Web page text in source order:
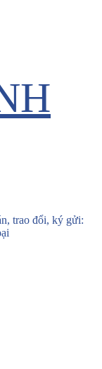
trao đổi, ký gửi: